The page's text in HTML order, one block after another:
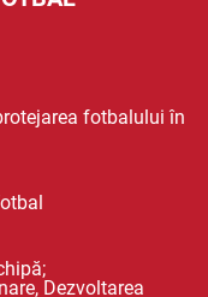
fotbalului în
Dezvoltarea